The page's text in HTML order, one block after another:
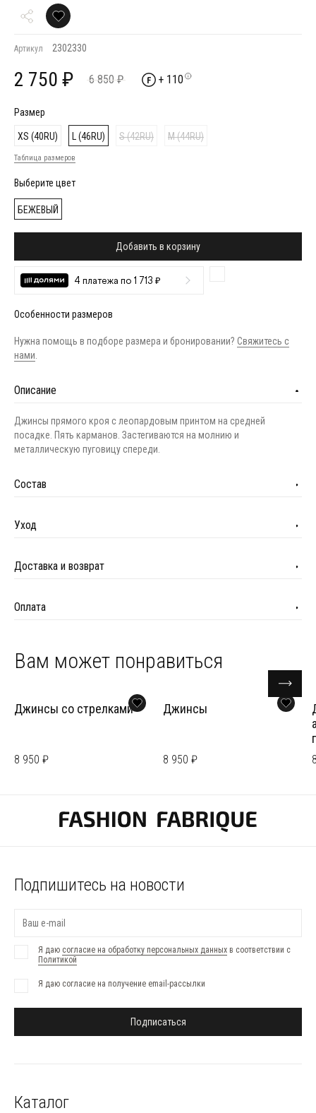
Артикул 2302330
2 750 ₽ 6 850 ₽ + 110
Размер
XS (40RU) L (46RU) S (42RU) M (44RU)
Таблица размеров
Выберите цвет
БЕЖЕВЫЙ
Добавить в корзину
4 платежа по 1 713 ₽
Особенности размеров
Нужна помощь в подборе размера и бронировании? Свяжитесь с
нами.
Описание
Джинсы прямого кроя с леопардовым принтом на средней
посадке. Пять карманов. Застегиваются на молнию и
металлическую пуговицу спереди.
Состав
Уход
Доставка и возврат
Оплата
Вам может понравиться
Джинсы со стрелками
8 950 ₽
Джинсы
8 950 ₽
Каталог
Подпишитесь на новости
Я даю согласие на обработку персональных данных в соответствии с
Политикой
Я даю согласие на получение email-рассылки
Подписаться